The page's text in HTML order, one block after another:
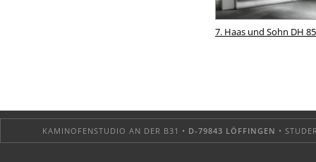
7. Haas und Sohn DH
KAMINOFENSTUDIO AN DER B31 • D-79843 LÖFFINGEN •